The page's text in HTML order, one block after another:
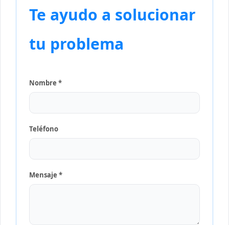
Te ayudo a solucionar
tu problema
Nombre *
Teléfono
Mensaje *